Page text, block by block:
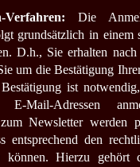
Verfahren: Die
grundsätzlich in einem
D.h., Sie erhalten
um die Bestätigung
ist
Mail-Adressen
Newsletter werden
entsprechend den
können. Hierzu gehört